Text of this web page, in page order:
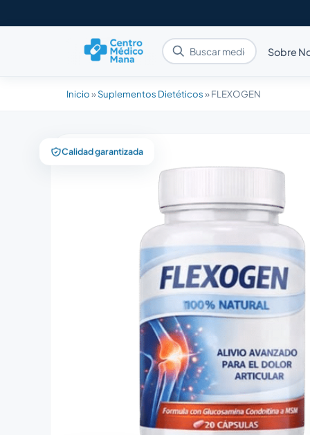
Sobre
Inicio»Suplementos Dietéticos»FLEXOGEN
Calidad garantizada